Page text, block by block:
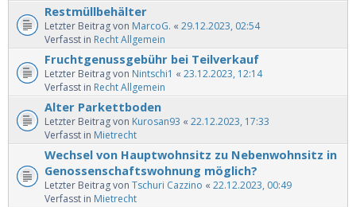
Restmüllbehälter
Letzter Beitrag von MarcoG. « 29.12.2023, 02:54
Verfasst in Recht Allgemein
Fruchtgenussgebühr bei Teilverkauf
Letzter Beitrag von Nintschi1 « 23.12.2023, 12:14
Verfasst in Recht Allgemein
Alter Parkettboden
Letzter Beitrag von Kurosan93 « 22.12.2023, 17:33
Verfasst in Mietrecht
Wechsel von Hauptwohnsitz zu Nebenwohnsitz in
Genossenschaftswohnung möglich?
Letzter Beitrag von Tschuri Cazzino « 22.12.2023, 00:49
Verfasst in Mietrecht